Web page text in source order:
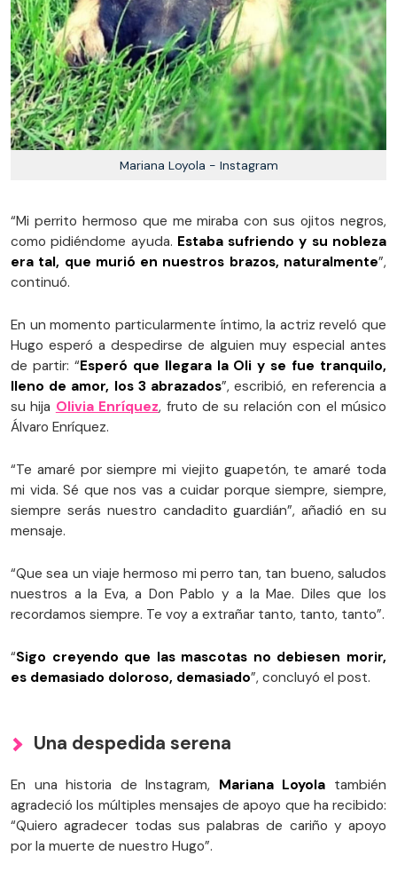
Mariana Loyola - Instagram
“Mi perrito hermoso que me miraba con sus ojitos negros,
como pidiéndome ayuda. Estaba sufriendo y su nobleza
era tal, que murió en nuestros brazos, naturalmente”,
continuó.
En un momento particularmente íntimo, la actriz reveló que
Hugo esperó a despedirse de alguien muy especial antes
de partir: “Esperó que llegara la Oli y se fue tranquilo,
lleno de amor, los 3 abrazados”, escribió, en referencia a
su hija Olivia Enríquez, fruto de su relación con el músico
Álvaro Enríquez.
“Te amaré por siempre mi viejito guapetón, te amaré toda
mi vida. Sé que nos vas a cuidar porque siempre, siempre,
siempre serás nuestro candadito guardián”, añadió en su
mensaje.
“Que sea un viaje hermoso mi perro tan, tan bueno, saludos
nuestros a la Eva, a Don Pablo y a la Mae. Diles que los
recordamos siempre. Te voy a extrañar tanto, tanto, tanto”.
“Sigo creyendo que las mascotas no debiesen morir,
es demasiado doloroso, demasiado”, concluyó el post.
Una despedida serena
En una historia de Instagram, Mariana Loyola también
agradeció los múltiples mensajes de apoyo que ha recibido:
“Quiero agradecer todas sus palabras de cariño y apoyo
por la muerte de nuestro Hugo”.